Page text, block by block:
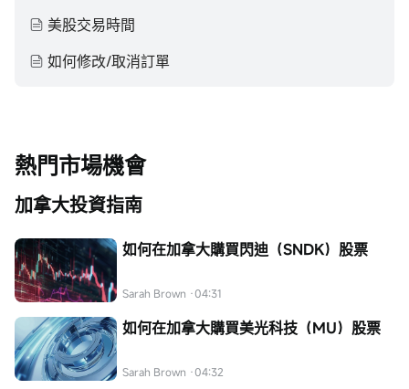
美股交易時間
如何修改/取消訂單
熱門市場機會
加拿大投資指南
如何在加拿大購買閃迪（SNDK）股票
Sarah Brown ·04:31
如何在加拿大購買美光科技（MU）股票
Sarah Brown ·04:32